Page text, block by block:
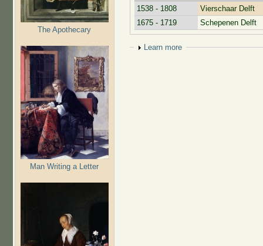
The Apothecary
Man Writing a Letter
1538 - 1808
Vierschaar Delft
1675 - 1719
Schepenen Delft
Show
Learn more